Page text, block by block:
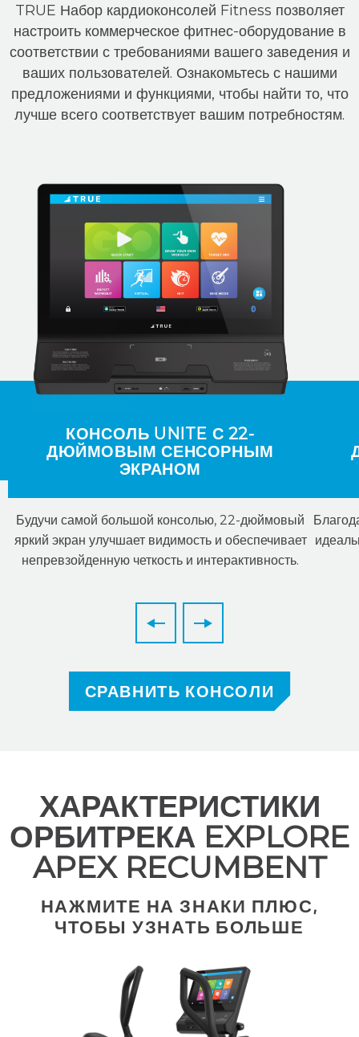
TRUE Набор кардиоконсолей Fitness позволяет
настроить коммерческое фитнес-оборудование в
соответствии с требованиями вашего заведения и
ваших пользователей. Ознакомьтесь с нашими
предложениями и функциями, чтобы найти то, что
лучше всего соответствует вашим потребностям.
КОНСОЛЬ UNITE С 22-
ДЮЙМОВЫМ СЕНСОРНЫМ
ЭКРАНОМ
Будучи самой большой консолью, 22-дюймовый
яркий экран улучшает видимость и обеспечивает
непревзойденную четкость и интерактивность.
СРАВНИТЬ КОНСОЛИ
ХАРАКТЕРИСТИКИ
ОРБИТРЕКА EXPLORE
APEX RECUMBENT
НАЖМИТЕ НА ЗНАКИ ПЛЮС,
ЧТОБЫ УЗНАТЬ БОЛЬШЕ